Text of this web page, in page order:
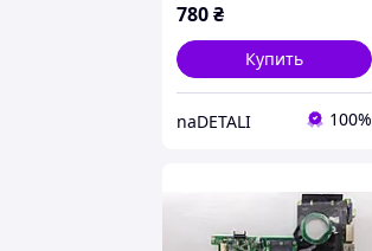
780₴
Купить
naDETALI 100%